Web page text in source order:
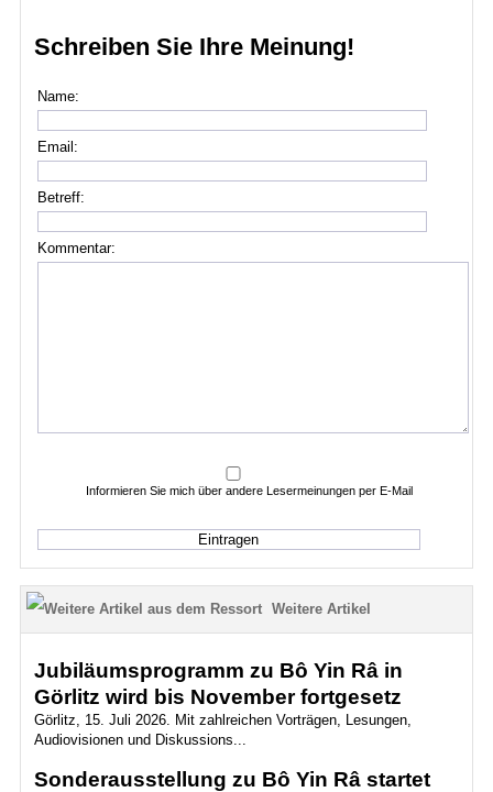
Schreiben Sie Ihre Meinung!
Name:
Email:
Betreff:
Kommentar:
Informieren Sie mich über andere Lesermeinungen per E-Mail
Weitere Artikel
Jubiläumsprogramm zu Bô Yin Râ in
Görlitz wird bis November fortgesetz
Görlitz, 15. Juli 2026. Mit zahlreichen Vorträgen, Lesungen,
Audiovisionen und Diskussions...
Sonderausstellung zu Bô Yin Râ startet